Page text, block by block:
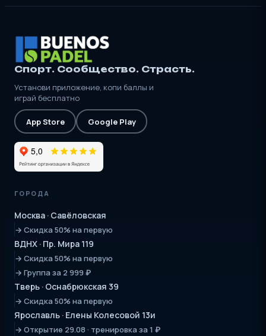
Спорт. Сообщество. Страсть.
Установи приложение, копи баллы и
играй бесплатно
App Store Google Play
ГОРОДА
Москва · Савёловская
→ Скидка 50% на первую
ВДНХ · Пр. Мира 119
→ Скидка 50% на первую
→ Группа за 2 999 ₽
Тверь · Оснабрюкская 39
→ Скидка 50% на первую
Ярославль · Елены Колесовой 13и
→ Открытие 29.08 · тренировка за 1 ₽